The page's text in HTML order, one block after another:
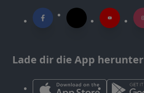
Lade dir die App herunter